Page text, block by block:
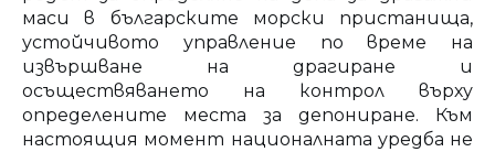
маси в българските морски пристанища,
устойчивото управление по време на
извършване на драгиране и
осъществяването на контрол върху
определените места за депониране. Към
настоящия момент националната уредба не